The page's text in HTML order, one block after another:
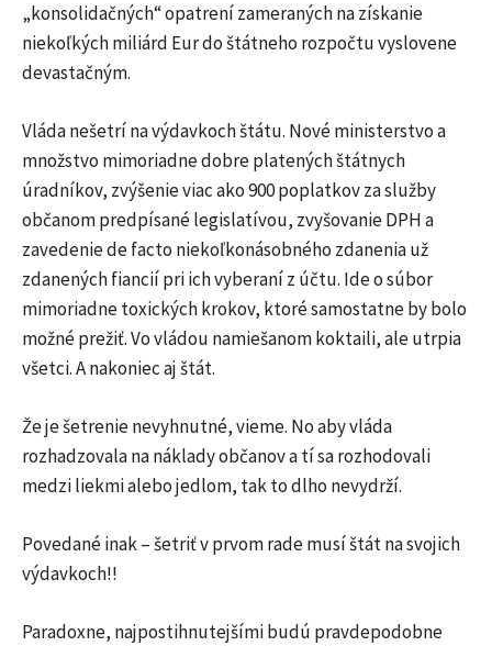
„konsolidačných“ opatrení zameraných na získanie
niekoľkých miliárd Eur do štátneho rozpočtu vyslovene
devastačným.
Vláda nešetrí na výdavkoch štátu. Nové ministerstvo a
množstvo mimoriadne dobre platených štátnych
úradníkov, zvýšenie viac ako 900 poplatkov za služby
občanom predpísané legislatívou, zvyšovanie DPH a
zavedenie de facto niekoľkonásobného zdanenia už
zdanených fiancií pri ich vyberaní z účtu. Ide o súbor
mimoriadne toxických krokov, ktoré samostatne by bolo
možné prežiť. Vo vládou namiešanom koktaili, ale utrpia
všetci. A nakoniec aj štát.
Že je šetrenie nevyhnutné, vieme. No aby vláda
rozhadzovala na náklady občanov a tí sa rozhodovali
medzi liekmi alebo jedlom, tak to dlho nevydrží.
Povedané inak – šetriť v prvom rade musí štát na svojich
výdavkoch!!
Paradoxne, najpostihnutejšími budú pravdepodobne